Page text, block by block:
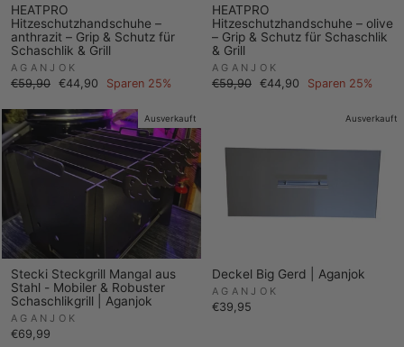
HEATPRO
Hitzeschutzhandschuhe –
anthrazit – Grip & Schutz für
Schaschlik & Grill
AGANJOK
Normaler
€59,90 Sonderpreis
€44,90 Sparen 25%
HEATPRO
Hitzeschutzhandschuhe – olive
– Grip & Schutz für Schaschlik
& Grill
AGANJOK
Normaler
€59,90 Sonderpreis
€44,90 Sparen 25%
Ausverkauft
Stecki Steckgrill Mangal aus
Stahl - Mobiler & Robuster
Schaschlikgrill | Aganjok
AGANJOK
€69,99
Ausverkauft
Deckel Big Gerd | Aganjok
AGANJOK
€39,95